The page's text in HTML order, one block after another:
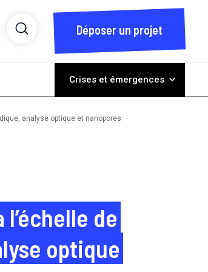
Déposer un projet
Crises et émergences
analyse optique et nanopores
de
optique